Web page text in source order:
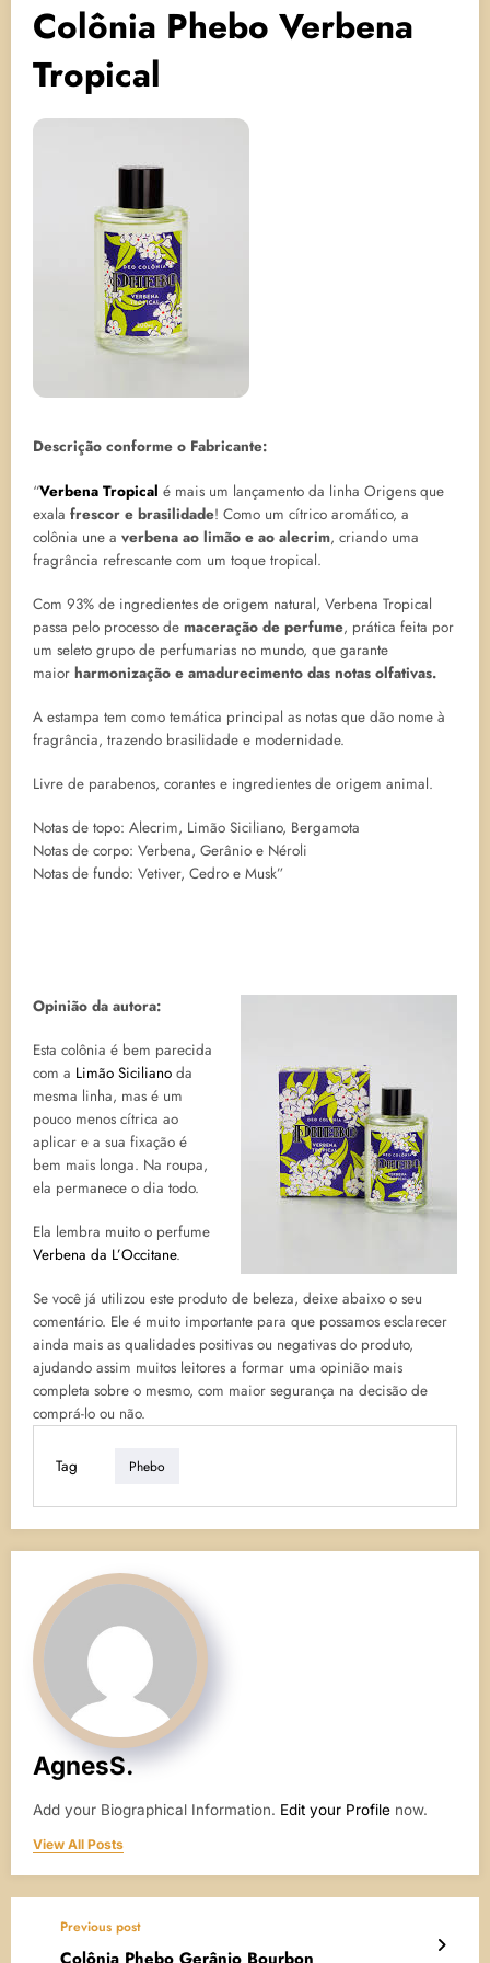
Colônia Phebo Verbena
Tropical
Descrição conforme o Fabricante:
“Verbena Tropical é mais um lançamento da linha Origens que
exala frescor e brasilidade! Como um cítrico aromático, a
colônia une a verbena ao limão e ao alecrim, criando uma
fragrância refrescante com um toque tropical.
Com 93% de ingredientes de origem natural, Verbena Tropical
passa pelo processo de maceração de perfume, prática feita por
um seleto grupo de perfumarias no mundo, que garante
maior harmonização e amadurecimento das notas olfativas.
A estampa tem como temática principal as notas que dão nome à
fragrância, trazendo brasilidade e modernidade.
Livre de parabenos, corantes e ingredientes de origem animal.
Notas de topo: Alecrim, Limão Siciliano, Bergamota
Notas de corpo: Verbena, Gerânio e Néroli
Notas de fundo: Vetiver, Cedro e Musk”
Opinião da autora:
Esta colônia é bem parecida
com a Limão Siciliano da
mesma linha, mas é um
pouco menos cítrica ao
aplicar e a sua fixação é
bem mais longa. Na roupa,
ela permanece o dia todo.
Ela lembra muito o perfume
Verbena da L’Occitane.
Se você já utilizou este produto de beleza, deixe abaixo o seu
comentário. Ele é muito importante para que possamos esclarecer
ainda mais as qualidades positivas ou negativas do produto,
ajudando assim muitos leitores a formar uma opinião mais
completa sobre o mesmo, com maior segurança na decisão de
comprá-lo ou não.
Tag Phebo
AgnesS.
Add your Biographical Information. Edit your Profile now.
View All Posts
Previous post